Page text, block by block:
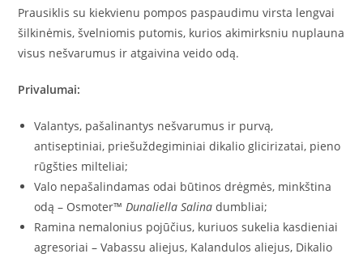
Prausiklis su kiekvienu pompos paspaudimu virsta lengvai
šilkinėmis, švelniomis putomis, kurios akimirksniu nuplauna
visus nešvarumus ir atgaivina veido odą.
Privalumai:
Valantys, pašalinantys nešvarumus ir purvą,
antiseptiniai, priešuždegiminiai dikalio glicirizatai, pieno
rūgšties milteliai;
Valo nepašalindamas odai būtinos drėgmės, minkština
odą – Osmoter™ Dunaliella Salina dumbliai;
Ramina nemalonius pojūčius, kuriuos sukelia kasdieniai
agresoriai – Vabassu aliejus, Kalandulos aliejus, Dikalio